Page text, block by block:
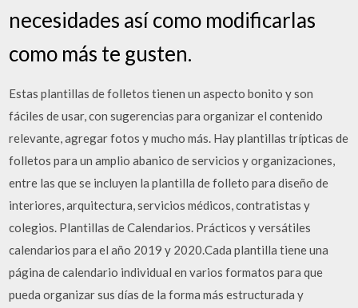
necesidades así como modificarlas
como más te gusten.
Estas plantillas de folletos tienen un aspecto bonito y son
fáciles de usar, con sugerencias para organizar el contenido
relevante, agregar fotos y mucho más. Hay plantillas trípticas de
folletos para un amplio abanico de servicios y organizaciones,
entre las que se incluyen la plantilla de folleto para diseño de
interiores, arquitectura, servicios médicos, contratistas y
colegios. Plantillas de Calendarios. Prácticos y versátiles
calendarios para el año 2019 y 2020.Cada plantilla tiene una
página de calendario individual en varios formatos para que
pueda organizar sus días de la forma más estructurada y